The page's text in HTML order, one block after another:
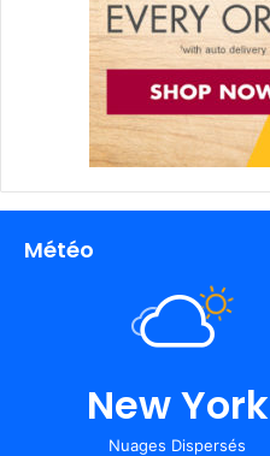
Météo
New York
Nuages Dispersés